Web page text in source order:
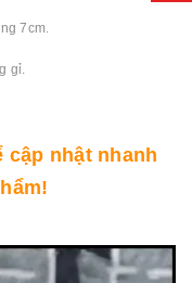
7cm.
gỉ.
cập nhật nhanh